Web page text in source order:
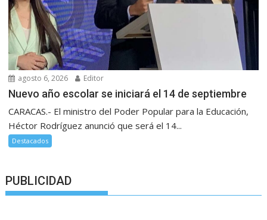
agosto 6, 2026 Editor
Nuevo año escolar se iniciará el 14 de septiembre
CARACAS.- El ministro del Poder Popular para la Educación,
Héctor Rodríguez anunció que será el 14...
Destacados
PUBLICIDAD